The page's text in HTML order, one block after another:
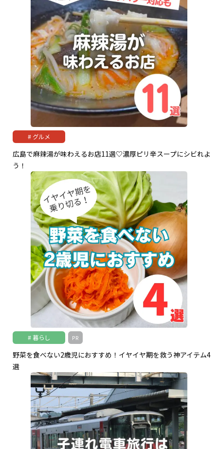
グルメ
広島で麻辣湯が味わえるお店11選♡濃厚ピリ辛スープにシビれよ
う！
暮らし PR
野菜を食べない2歳児におすすめ！イヤイヤ期を救う神アイテム4
選